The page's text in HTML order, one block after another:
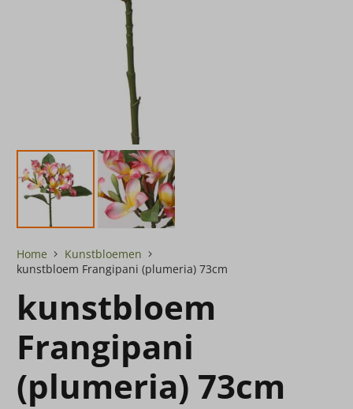
Home
Kunstbloemen
kunstbloem Frangipani (plumeria) 73cm
kunstbloem
Frangipani
(plumeria) 73cm